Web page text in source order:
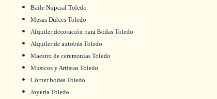
Baile Nupcial Toledo
Mesas Dulces Toledo
Alquiler decoración para Bodas Toledo
Alquiler de autobús Toledo
Maestro de ceremonias Toledo
Músicos y Artistas Toledo
Córner bodas Toledo
Joyería Toledo